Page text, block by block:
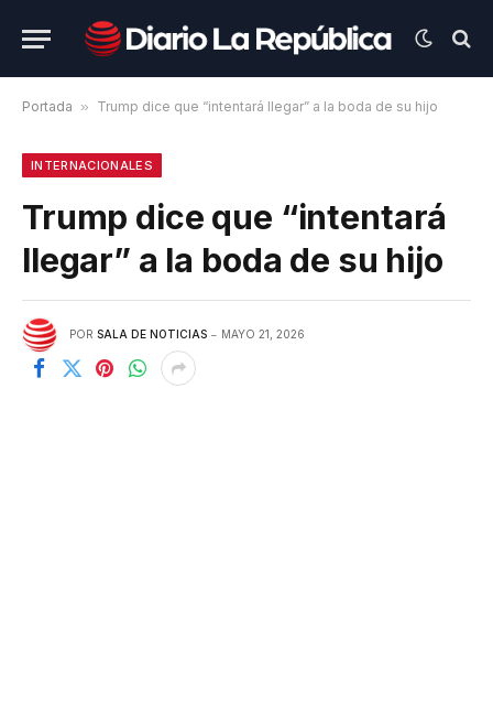
Portada » Trump dice que “intentará llegar” a la boda de su hijo
INTERNACIONALES
Trump dice que “intentará
llegar” a la boda de su hijo
POR SALA DE NOTICIAS MAYO 21, 2026